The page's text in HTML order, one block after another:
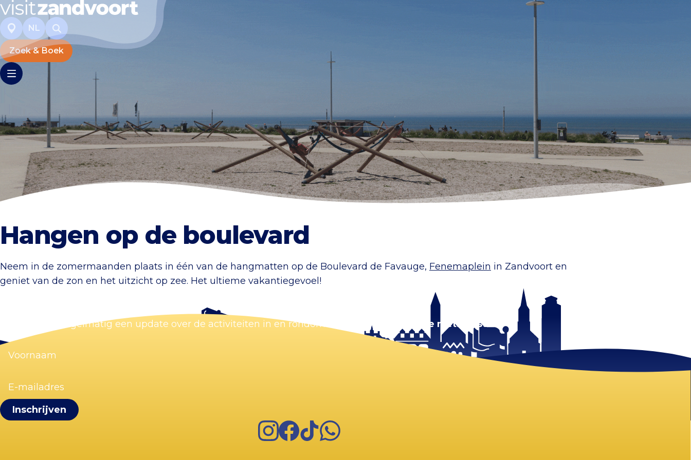
NL
Zoek & Boek
Hangen op de boulevard
Neem in de zomermaanden plaats in één van de hangmatten op de Boulevard de Favauge, Fenemaplein in Zandvoort en
geniet van de zon en het uitzicht op zee. Het ultieme vakantiegevoel!
Wij sturen je regelmatig een update over de activiteiten in en rondom Zandvoort. Zorg dat je niets mist!
Voornaam
(Vereist)
mailadres
InstagramFacebook
TikTokWhatsApp